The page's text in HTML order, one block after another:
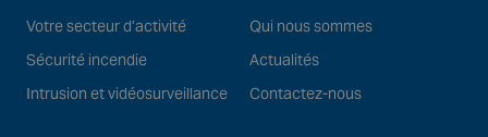
Votre secteur d’activité
Sécurité incendie
Intrusion et vidéosurveillance
Qui nous sommes
Actualités
Contactez-nous